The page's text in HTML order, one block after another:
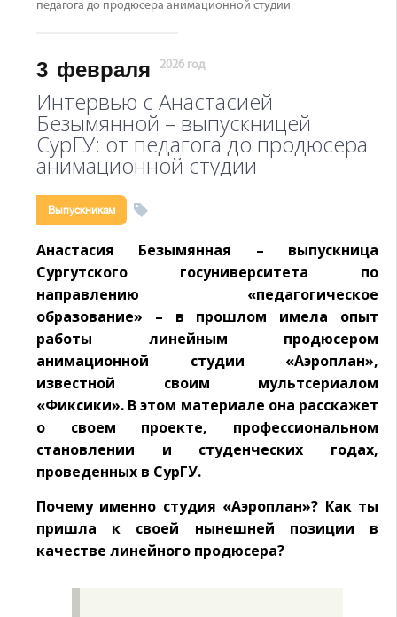
педагога до продюсера анимационной студии
3 февраля 2026 год
Интервью с Анастасией
Безымянной – выпускницей
СурГУ: от педагога до продюсера
анимационной студии
Выпускникам
Анастасия Безымянная – выпускница
Сургутского госуниверситета по
направлению «педагогическое
образование» – в прошлом имела опыт
работы линейным продюсером
анимационной студии «Аэроплан»,
известной своим мультсериалом
«Фиксики». В этом материале она расскажет
о своем проекте, профессиональном
становлении и студенческих годах,
проведенных в СурГУ.
Почему именно студия «Аэроплан»? Как ты
пришла к своей нынешней позиции в
качестве линейного продюсера?